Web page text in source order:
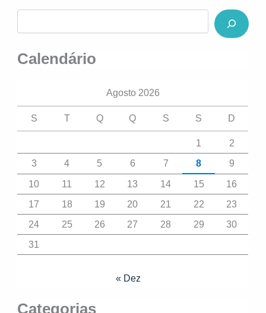
Calendário
Agosto 2026
S T Q Q S S D
1
2
3
4 5 6 7 8 9
10 11 12 13 14 15
16
17
18 19 20 21 22
23
24
25 26 27 28 29
30
31
« Dez
Categorias